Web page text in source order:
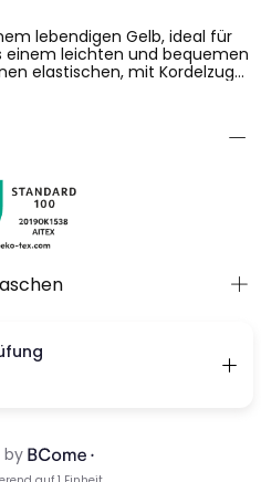
lebendigen Gelb, ideal für
einem leichten und bequemen
elastischen, mit Kordelzug
Passform. Praktisch für
in Größen von 2 bis 14
neutralfarbigen T-Shirts für
Look kombinieren. Ihr